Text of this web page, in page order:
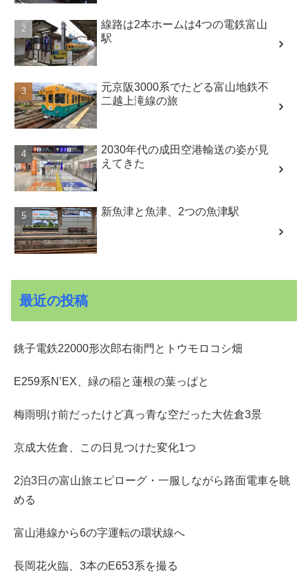
線路は2本ホームは4つの電鉄富山
駅
元京阪3000系でたどる富山地鉄不
二越上滝線の旅
2030年代の成田空港輸送の姿が見
えてきた
新魚津と魚津、2つの魚津駅
最近の投稿
銚子電鉄22000形次郎右衛門とトウモロコシ畑
E259系N’EX、緑の稲と蓮根の葉っぱと
梅雨明け前だったけど真っ青な空だった大佐倉3景
京成大佐倉、この日見つけた変化1つ
2泊3日の富山旅エピローグ・一服しながら路面電車を眺
める
富山港線から6の字運転の環状線へ
長岡花火臨、3本のE653系を撮る